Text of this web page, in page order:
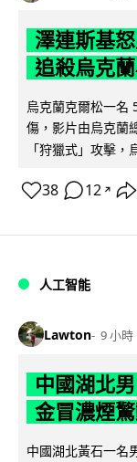
澤連斯基
追殺烏克
烏克蘭克爾松一名
傷，影片由烏克蘭
「狩獵式」攻擊，
38 12 ↗
人工智能
Lawton 9 小時
中國湖北
金冒濃煙
中國湖北黃石一名